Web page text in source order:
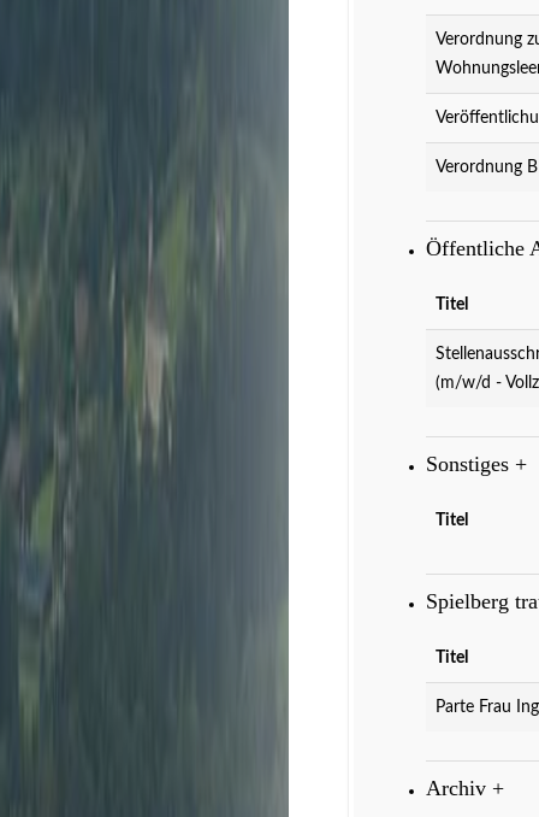
Verordnung
Verordnung
Öffentliche
Titel
(m/w/d -
Sonstiges +
Titel
Spielberg
Titel
Parte Frau
Archiv +